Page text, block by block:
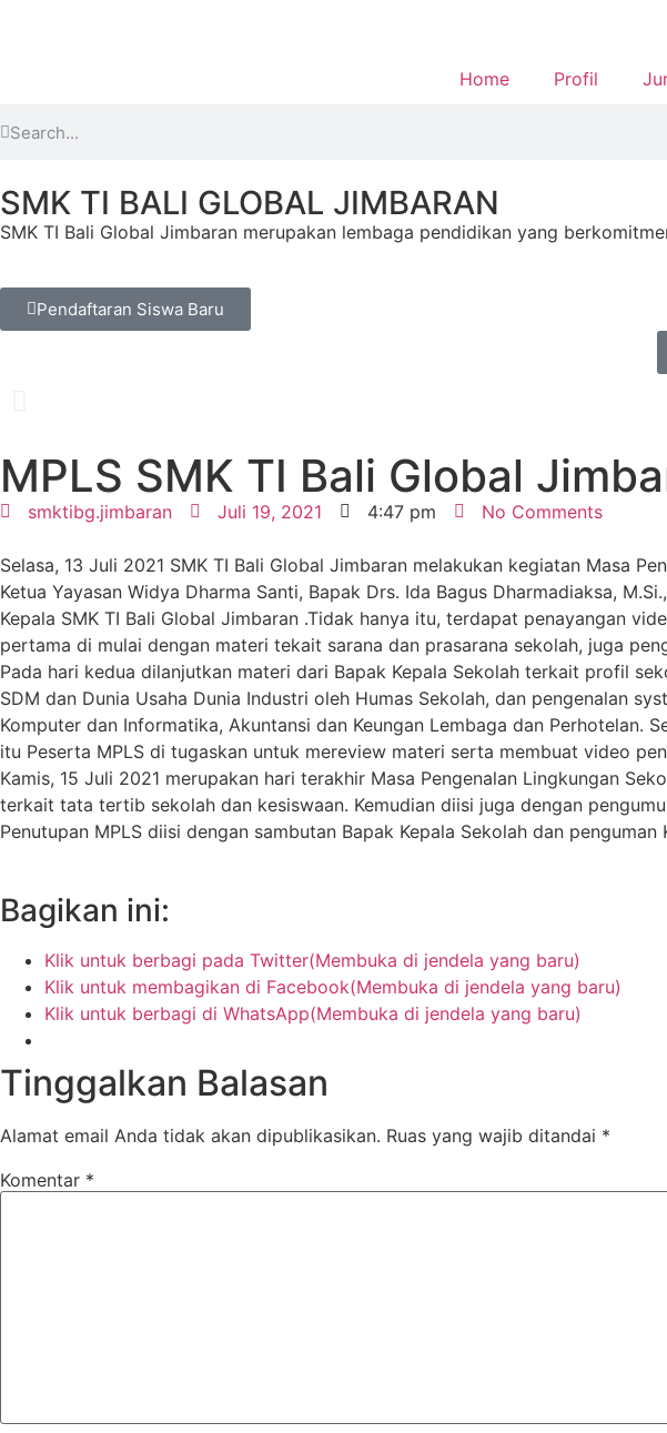
Home Profil
SMK TI BALI GLOBAL JIMBARAN
SMK TI Bali Global Jimbaran merupakan lembaga pendidikan yang
Pendaftaran Siswa Baru
MPLS SMK TI Bali Global
smktibg.jimbaran Juli 19, 2021 4:47 pm No Comments
Selasa, 13 Juli 2021 SMK TI Bali Global Jimbaran melakukan kegiatan Masa
Ketua Yayasan Widya Dharma Santi, Bapak Drs. Ida Bagus Dharmadiaksa,
Kepala SMK TI Bali Global Jimbaran .Tidak hanya itu, terdapat penayangan
pertama di mulai dengan materi tekait sarana dan prasarana sekolah, juga
Pada hari kedua dilanjutkan materi dari Bapak Kepala Sekolah terkait profil
SDM dan Dunia Usaha Dunia Industri oleh Humas Sekolah, dan pengenalan
Komputer dan Informatika, Akuntansi dan Keungan Lembaga dan
itu Peserta MPLS di tugaskan untuk mereview materi serta membuat video
Kamis, 15 Juli 2021 merupakan hari terakhir Masa Pengenalan Lingkungan
terkait tata tertib sekolah dan kesiswaan. Kemudian diisi juga dengan
Penutupan MPLS diisi dengan sambutan Bapak Kepala Sekolah dan penguman
Bagikan ini:
Klik untuk berbagi pada Twitter(Membuka di jendela yang baru)
Klik untuk membagikan di Facebook(Membuka di jendela yang baru)
Klik untuk berbagi di WhatsApp(Membuka di jendela yang baru)
Tinggalkan Balasan
Alamat email Anda tidak akan dipublikasikan. Ruas yang wajib ditandai *
Komentar *